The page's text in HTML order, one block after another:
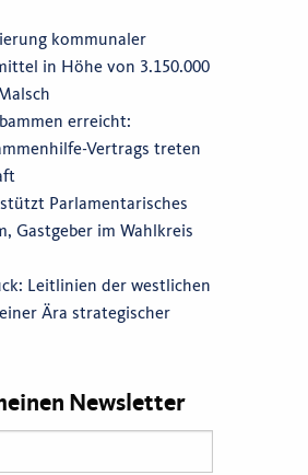
kommunaler
in Höhe von 3.150.000
erreicht:
Vertrags treten
Parlamentarisches
Gastgeber im Wahlkreis
Leitlinien der westlichen
Ära strategischer
Newsletter